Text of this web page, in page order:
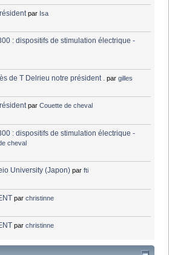
par Isa
: dispositifs de stimulation électrique -
de T Delrieu notre président . pargilles
parCouette de cheval
: dispositifs de stimulation électrique -
cheval
University (Japon) parfti
parchristinne
parchristinne